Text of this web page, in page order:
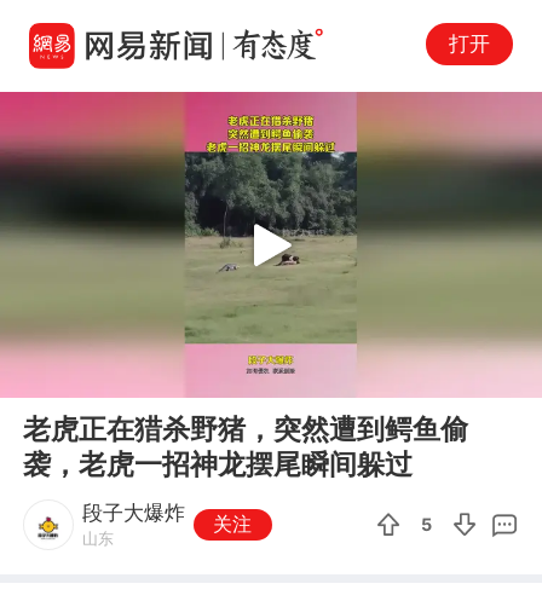
打开
Play
老虎正在猎杀野猪，突然遭到鳄鱼偷
袭，老虎一招神龙摆尾瞬间躲过
段子大爆炸
山东
关注 5